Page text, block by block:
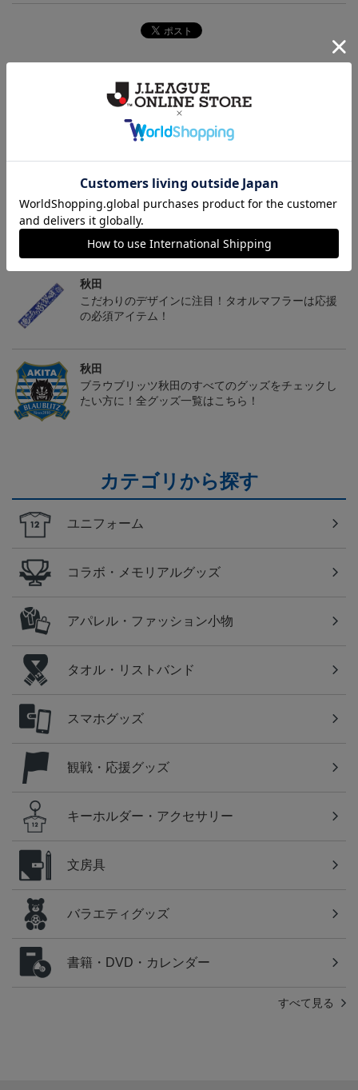
We Are Akita！のオリジナル商品販売中
秋田
愛するクラブのアパレル・ファッション小物もチェ
ック♪
秋田
こだわりのデザインに注目！タオルマフラーは応援
の必須アイテム！
秋田
ブラウブリッツ秋田のすべてのグッズをチェックし
たい方に！全グッズ一覧はこちら！
カテゴリから探す
ユニフォーム
コラボ・メモリアルグッズ
アパレル・ファッション小物
タオル・リストバンド
スマホグッズ
観戦・応援グッズ
キーホルダー・アクセサリー
文房具
バラエティグッズ
書籍・DVD・カレンダー
すべて見る